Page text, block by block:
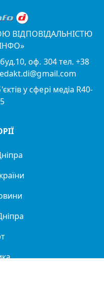
ВІДПОВІДАЛЬНІСТЮ
оф. 304 тел. +38
у сфері медіа R40-